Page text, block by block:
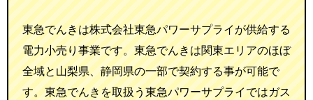
東急でんきは株式会社東急パワーサプライが供給する
電力小売り事業です。東急でんきは関東エリアのほぼ
全域と山梨県、静岡県の一部で契約する事が可能で
す。東急でんきを取扱う東急パワーサプライではガス